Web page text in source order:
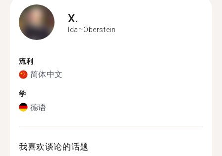
X.
Idar-Oberstein
流利
简体中文
学
德语
我喜欢谈论的话题